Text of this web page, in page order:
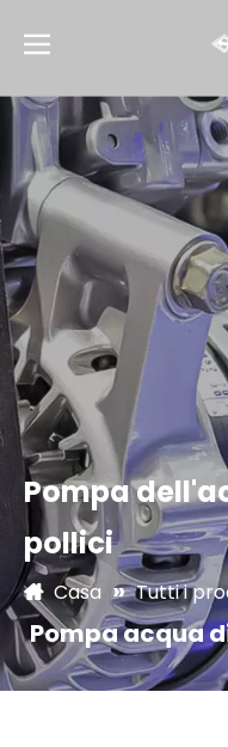
Pompa
pollici
Casa » Tutti i
Pompa acqua